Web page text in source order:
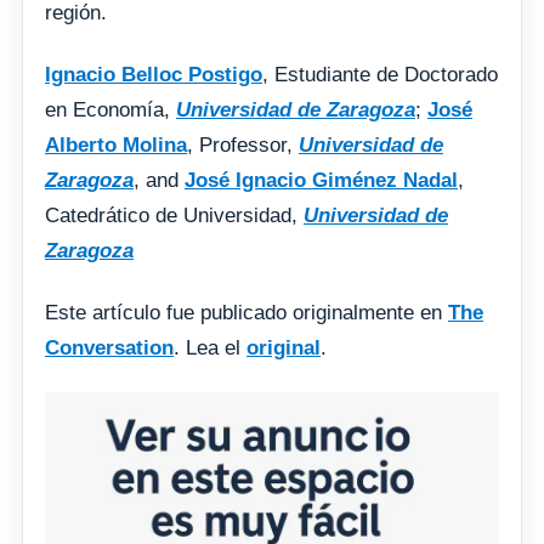
región.
Ignacio Belloc Postigo, Estudiante de Doctorado
en Economía, Universidad de Zaragoza; José
Alberto Molina, Professor, Universidad de
Zaragoza, and José Ignacio Giménez Nadal ,
Catedrático de Universidad, Universidad de
Zaragoza
Este artículo fue publicado originalmente en The
Conversation. Lea el original .